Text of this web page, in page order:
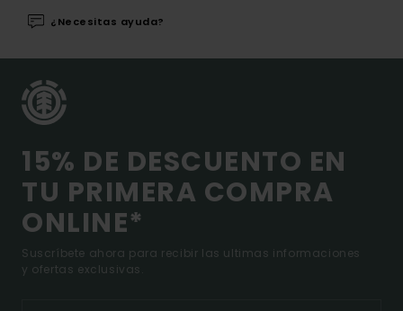
¿Necesitas ayuda?
15% DE DESCUENTO EN
TU PRIMERA COMPRA
ONLINE*
Suscríbete ahora para recibir las ultimas informaciones
y ofertas exclusivas.